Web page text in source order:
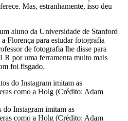
Mas, estranhamente, isso deu
aluno da Universidade de Stanford
Florença para estudar fotografia
de fotografia lhe disse para
por uma ferramenta muito mais
foi fisgado.
Instagram imitam as
como a Holg (Crédito: Adam